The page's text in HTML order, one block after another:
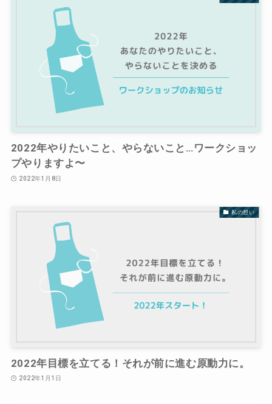
2022年やりたいこと、やらないこと…ワークショッ
プやりますよ〜
2022年1月8日
私の想い
2022年目標を立てる！それが前に進む原動力に。
2022年1月1日